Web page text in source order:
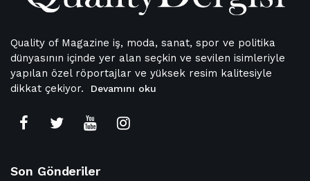
Quality of Magazine iş, moda, sanat, spor ve politika
dünyasının içinde yer alan seçkin ve sevilen isimleriyle
yapılan özel röportajlar ve yüksek resim kalitesiyle
dikkat çekiyor.
Devamını oku
Son Gönderiler